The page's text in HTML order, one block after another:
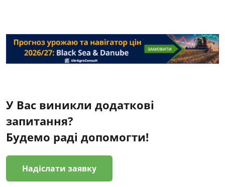
У Вас виникли додаткові
запитання?
Будемо раді допомогти!
Надіслати заявку